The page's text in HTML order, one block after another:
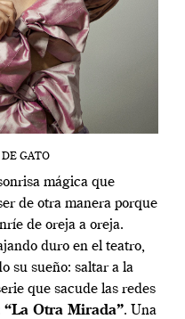
DE GATO
mágica que
de otra manera porque
de oreja a oreja.
duro en el teatro,
su sueño: saltar a la
que sacude las redes
“La Otra Mirada”. Una